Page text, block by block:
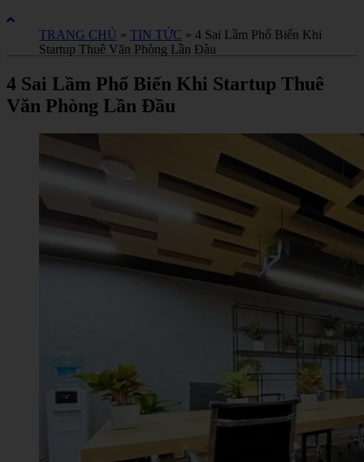
TRANG CHỦ » TIN TỨC » 4 Sai Lầm Phổ Biến Khi
Startup Thuê Văn Phòng Lần Đầu
4 Sai Lầm Phổ Biến Khi Startup Thuê
Văn Phòng Lần Đầu